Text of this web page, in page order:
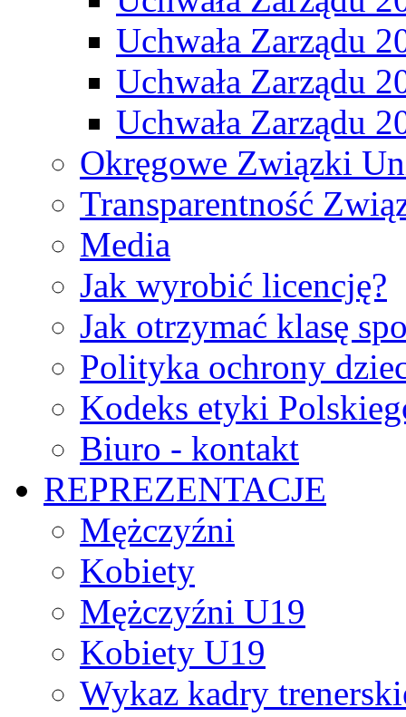
Uchwała Zarządu
Uchwała Zarządu
Uchwała Zarządu
Okręgowe Związki
Transparentność
Media
Jak wyrobić licencję?
Jak otrzymać klasę
Polityka ochrony
Kodeks etyki
Biuro - kontakt
REPREZENTACJE
Mężczyźni
Kobiety
Mężczyźni U19
Kobiety U19
Wykaz kadry